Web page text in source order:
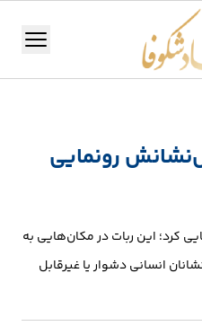
جستجو
منو
رونمایی
کرد؛ این ربات در مکان‌هایی به
انسانی دشوار یا غیرقابل